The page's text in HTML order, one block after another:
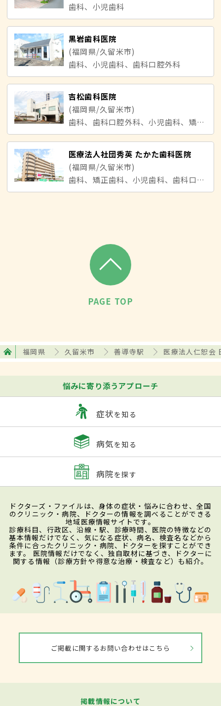
歯科、小児歯科
黒岩歯科医院
(福岡県/久留米市)
歯科、小児歯科、歯科口腔外科
吉松歯科医院
(福岡県/久留米市)
歯科、歯科口腔外科、小児歯科、矯正歯科
医療法人社団秀英 たかた歯科医院
(福岡県/久留米市)
歯科、矯正歯科、小児歯科、歯科口腔外科
PAGE TOP
福岡県 久留米市 善導寺駅 医療法人仁恕会
悩みに寄り添うアプローチ
症状を知る
病気を知る
病院を探す
ドクターズ・ファイルは、身体の症状・悩みに合わせ、全国
のクリニック・病院、ドクターの情報を調べることができる
地域医療情報サイトです。
診療科目、行政区、沿線・駅、診療時間、医院の特徴などの
基本情報だけでなく、気になる症状、病名、検査名などから
条件に合ったクリニック・病院、ドクターを探すことができ
ます。 医院情報だけでなく、独自取材に基づき、ドクターに
関する情報（診療方針や得意な治療・検査など）も紹介。
ご掲載に関するお問い合わせはこちら
掲載情報について